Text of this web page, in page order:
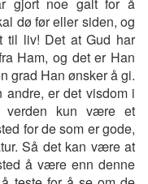
gjort noe galt for å
dø før eller siden, og
til liv! Det at Gud har
Ham, og det er Han
grad Han ønsker å gi.
er det visdom i
kun være et
for de som er gode,
Så det kan være at
å være enn denne